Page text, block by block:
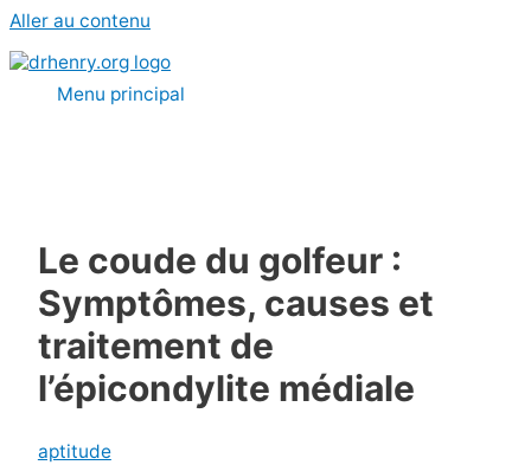
Aller au contenu
Menu principal
Le coude du golfeur :
Symptômes, causes et
traitement de
l’épicondylite médiale
aptitude